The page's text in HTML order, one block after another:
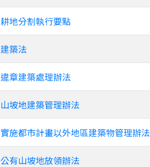
耕地分割執行要點
建築法
違章建築處理辦法
山坡地建築管理辦法
實施都市計畫以外地區建築物管理辦法
公有山坡地放領辦法